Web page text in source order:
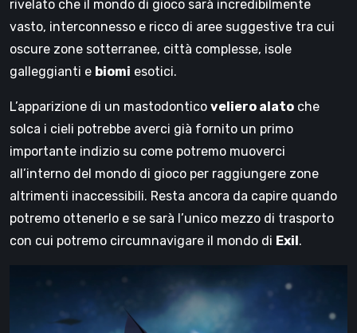
rivelato che il mondo di gioco sarà incredibilmente
vasto, interconnesso e ricco di aree suggestive tra cui
oscure zone sotterranee, città complesse, isole
galleggianti e biomi esotici.
L’apparizione di un mastodontico veliero alato che
solca i cieli potrebbe averci già fornito un primo
importante indizio su come potremo muoverci
all’interno del mondo di gioco per raggiungere zone
altrimenti inaccessibili. Resta ancora da capire quando
potremo ottenerlo e se sarà l’unico mezzo di trasporto
con cui potremo circumnavigare il mondo di Exil .